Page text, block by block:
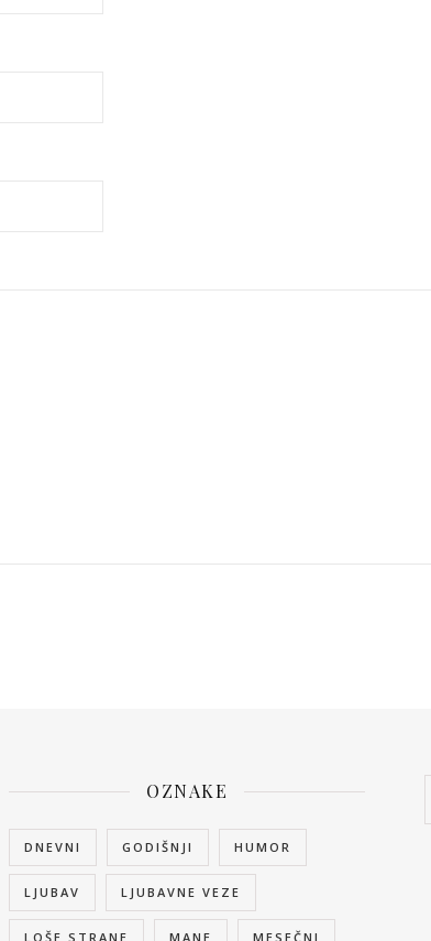
OZNAKE
DNEVNI GODIŠNJI HUMOR
LJUBAV LJUBAVNE VEZE
LOŠE STRANE MANE MESEČNI